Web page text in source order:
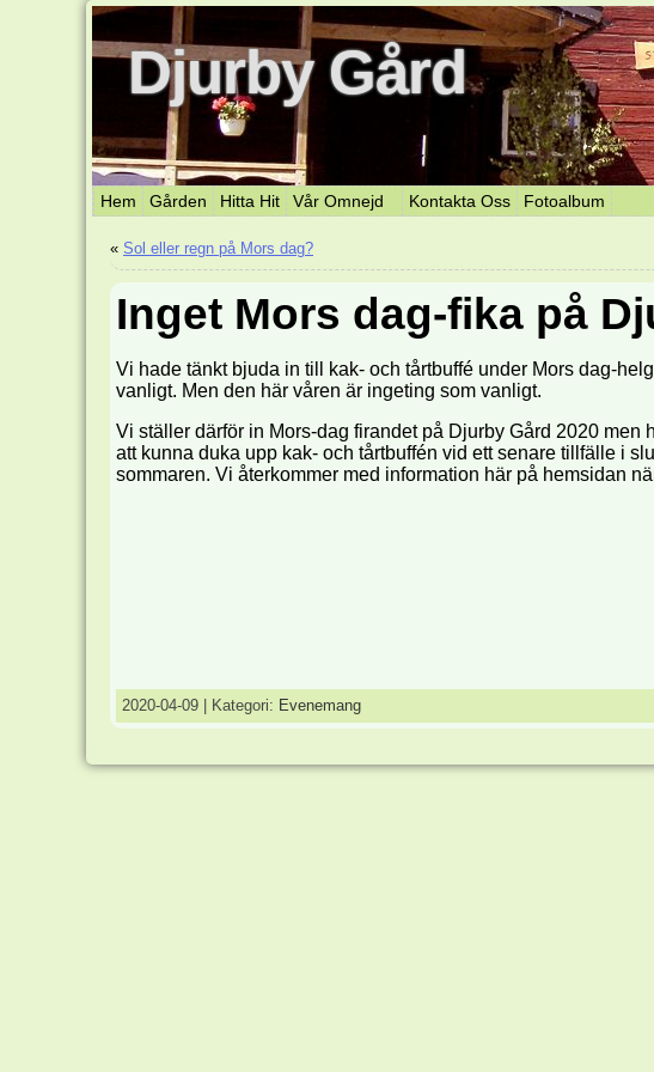
Djurby Gård
Hem Gården Hitta Hit Vår Omnejd Kontakta Oss Fotoalbum
« Sol eller regn på Mors dag?
Inget Mors dag-fika på
Vi hade tänkt bjuda in till kak- och tårtbuffé under Mors dag-
vanligt. Men den här våren är ingeting som vanligt.
Vi ställer därför in Mors-dag firandet på Djurby Gård 2020 men
att kunna duka upp kak- och tårtbuffén vid ett senare tillfälle i
sommaren. Vi återkommer med information här på hemsidan
2020-04-09 | Kategori: Evenemang